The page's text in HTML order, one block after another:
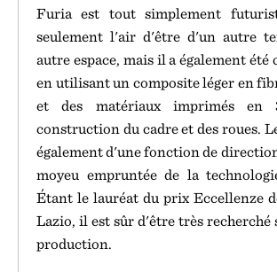
Furia est tout simplement
seulement l'air d'être d'un autre
autre espace, mais il a également été
en utilisant un composite léger en
et des matériaux imprimés
construction du cadre et des roues.
également d'une fonction de
moyeu empruntée de la
Étant le lauréat du prix Eccellenze
Lazio, il est sûr d'être très recherché
production.